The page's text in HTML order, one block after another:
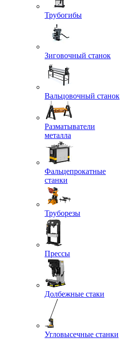
Трубогибы
Зиговочный станок
Вальцовочный станок
Разматыватели
металла
Фальцепрокатные
станки
Труборезы
Прессы
Долбежные стаки
Угловысечные станки